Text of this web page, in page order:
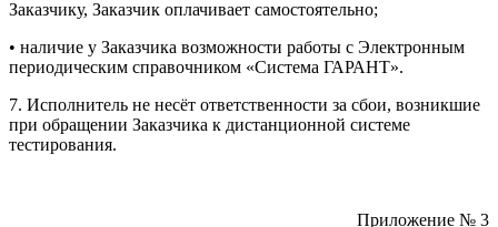
Заказчику, Заказчик оплачивает самостоятельно;
• наличие у Заказчика возможности работы с Электронным
периодическим справочником «Система ГАРАНТ».
7. Исполнитель не несёт ответственности за сбои, возникшие
при обращении Заказчика к дистанционной системе
тестирования.
Приложение № 3